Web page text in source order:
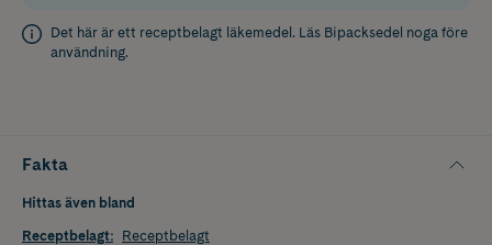
Det här är ett receptbelagt läkemedel. Läs Bipacksedel noga före
användning.
Fakta
Hittas även bland
Receptbelagt: Receptbelagt